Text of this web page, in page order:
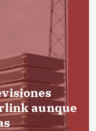
aunque